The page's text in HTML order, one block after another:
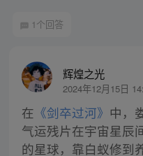
1个回答
辉煌之光
2024年12月15日
在 《剑卒过河》 中，
气运残片在宇宙星辰
的星球，靠白蚁修到